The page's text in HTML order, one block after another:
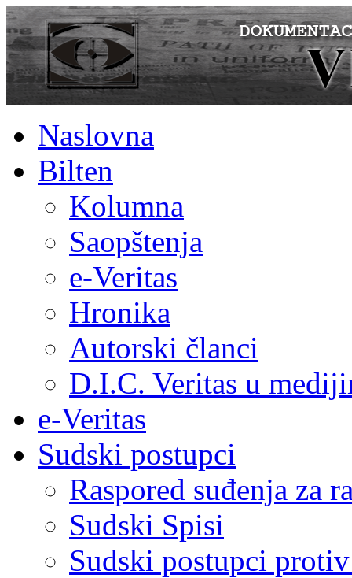
Naslovna
Bilten
Kolumna
Saopštenja
e-Veritas
Hronika
Autorski članci
D.I.C. Veritas u
e-Veritas
Sudski postupci
Raspored suđenja za
Sudski Spisi
Sudski postupci